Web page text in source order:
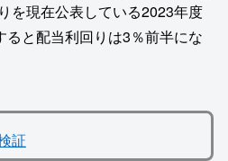
を現在公表している2023年度
と配当利回りは3％前半にな
証